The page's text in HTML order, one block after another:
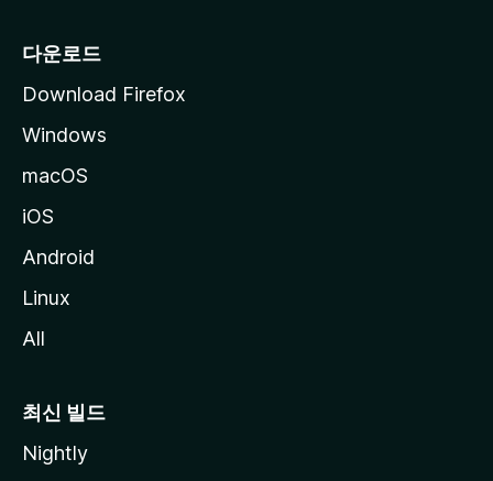
다운로드
Download Firefox
Windows
macOS
iOS
Android
Linux
All
최신 빌드
Nightly